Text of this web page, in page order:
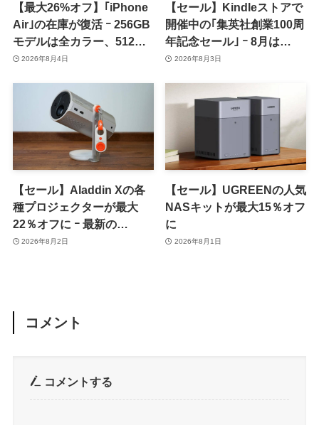
【最大26%オフ】｢iPhone
Air｣の在庫が復活 ｰ 256GB
モデルは全カラー、512GB
モデルはホワイト以外が在
2026年8月4日
【セール】Kindleストアで
開催中の｢集英社創業100周
年記念セール｣ ｰ 8月は
｢GANTZ｣全巻が100円均一
2026年8月3日
【セール】Aladdin Xの各
種プロジェクターが最大
22％オフに ｰ 最新の
｢Aladdin X3｣や｢Aladdin
2026年8月2日
【セール】UGREENの人気
NASキットが最大15％オフ
に
2026年8月1日
コメント
コメントする